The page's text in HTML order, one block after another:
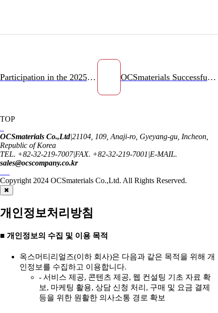
Participation in the 2025 Vietnam Technology Exchange Delegation – Strengthening Korea–Vietnam Technical Cooperation OCSmaterials Successfully Concludes INTERBATTERY 2026 with SABA Collaboration
TOP
OCSmaterials Co.,Ltd|21104, 109, Anaji-ro, Gyeyang-gu, Incheon,
Republic of Korea
TEL. +82-32-219-7007|FAX. +82-32-219-7001 |E-MAIL.
sales@ocscompany.co.kr
Copyright 2024 OCSmaterials Co.,Ltd. All Rights Reserved.
✖
개인정보처리방침
■ 개인정보의 수집 및 이용 목적
옥스머티리얼즈(이하 회사)은 다음과 같은 목적을 위해 개
인정보를 수집하고 이용합니다.
- 서비스 제공, 콘텐츠 제공, 웹 컨설팅 기초 자료 확
보, 마케팅 활용, 상담 신청 처리, 구매 및 요금 결제
등을 위한 원활한 의사소통 경로 확보